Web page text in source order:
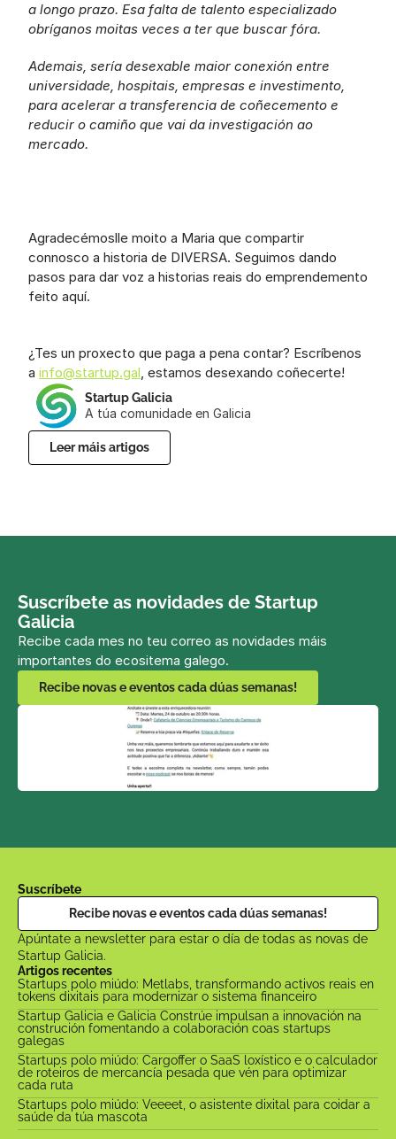
a longo prazo. Esa falta de talento especializado
obríganos moitas veces a ter que buscar fóra.
Ademais, sería desexable maior conexión entre
universidade, hospitais, empresas e investimento,
para acelerar a transferencia de coñecemento e
reducir o camiño que vai da investigación ao
mercado.
Agradecémoslle moito a Maria que compartir
connosco a historia de DIVERSA. Seguimos dando
pasos para dar voz a historias reais do emprendemento
feito aquí.
¿Tes un proxecto que paga a pena contar? Escríbenos
a info@startup.gal, estamos desexando coñecerte!
Startup Galicia
A túa comunidade en Galicia
Leer máis artigos
Suscríbete as novidades de Startup
Galicia
Recibe cada mes no teu correo as novidades máis
importantes do ecositema galego.
Recibe novas e eventos cada dúas semanas!
Artigos recentes
Startups polo miúdo: Metlabs, transformando activos reais en
tokens dixitais para modernizar o sistema financeiro
Startup Galicia e Galicia Constrúe impulsan a innovación na
construción fomentando a colaboración coas startups
galegas
Startups polo miúdo: Cargoffer o SaaS loxístico e o calculador
de roteiros de mercancía pesada que vén para optimizar
cada ruta
Startups polo miúdo: Veeeet, o asistente dixital para coidar a
saúde da túa mascota
Suscríbete
Recibe novas e eventos cada dúas semanas!
Apúntate a newsletter para estar o día de todas as novas de
Startup Galicia.